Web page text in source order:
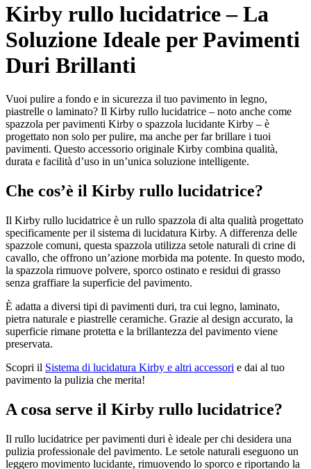
Kirby rullo lucidatrice – La
Soluzione Ideale per Pavimenti
Duri Brillanti
Vuoi pulire a fondo e in sicurezza il tuo pavimento in legno,
piastrelle o laminato? Il Kirby rullo lucidatrice – noto anche come
spazzola per pavimenti Kirby o spazzola lucidante Kirby – è
progettato non solo per pulire, ma anche per far brillare i tuoi
pavimenti. Questo accessorio originale Kirby combina qualità,
durata e facilità d’uso in un’unica soluzione intelligente.
Che cos’è il Kirby rullo lucidatrice?
Il Kirby rullo lucidatrice è un rullo spazzola di alta qualità progettato
specificamente per il sistema di lucidatura Kirby. A differenza delle
spazzole comuni, questa spazzola utilizza setole naturali di crine di
cavallo, che offrono un’azione morbida ma potente. In questo modo,
la spazzola rimuove polvere, sporco ostinato e residui di grasso
senza graffiare la superficie del pavimento.
È adatta a diversi tipi di pavimenti duri, tra cui legno, laminato,
pietra naturale e piastrelle ceramiche. Grazie al design accurato, la
superficie rimane protetta e la brillantezza del pavimento viene
preservata.
Scopri il Sistema di lucidatura Kirby e altri accessori e dai al tuo
pavimento la pulizia che merita!
A cosa serve il Kirby rullo lucidatrice?
Il rullo lucidatrice per pavimenti duri è ideale per chi desidera una
pulizia professionale del pavimento. Le setole naturali eseguono un
leggero movimento lucidante, rimuovendo lo sporco e riportando la